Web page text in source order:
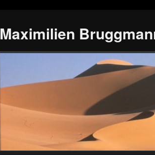
Maximilien